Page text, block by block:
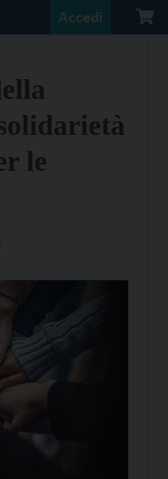
Accedi
le